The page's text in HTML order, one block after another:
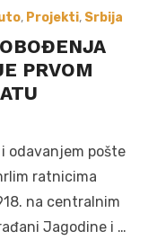
, Projekti, Srbija
PRVOM
odavanjem pošte
ratnicima
na centralnim
Jagodine i …